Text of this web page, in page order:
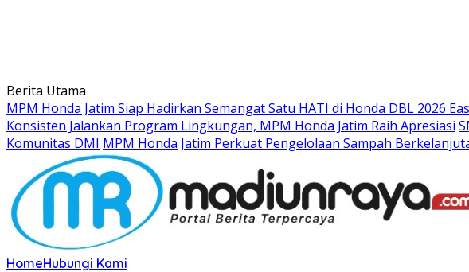
Berita Utama
MPM Honda Jatim Siap Hadirkan Semangat Satu HATI di Honda DBL 2026
Konsisten Jalankan Program Lingkungan, MPM Honda Jatim Raih Apresiasi
Komunitas DMI MPM Honda Jatim Perkuat Pengelolaan Sampah
HomeHubungi Kami